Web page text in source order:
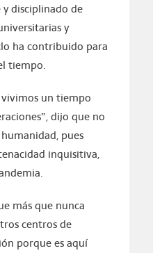
disciplinado de
y
ha contribuido para
tiempo.
vivimos un tiempo
dijo que no
pues
inquisitiva,
más que nunca
centros de
porque es aquí